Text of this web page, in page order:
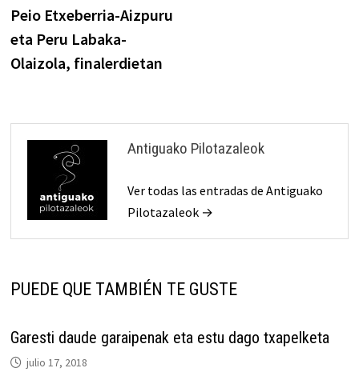
de
entradas
anterior:
Peio Etxeberria-Aizpuru
eta Peru Labaka-
Olaizola, finalerdietan
Antiguako Pilotazaleok
Ver todas las entradas de Antiguako
Pilotazaleok →
PUEDE QUE TAMBIÉN TE GUSTE
Garesti daude garaipenak eta estu dago txapelketa
julio 17, 2018